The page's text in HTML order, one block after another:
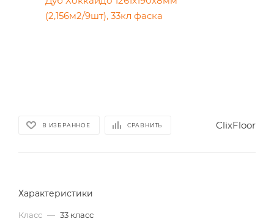
В ИЗБРАННОЕ СРАВНИТЬ ClixFloor
Характеристики
Класс — 33 класс